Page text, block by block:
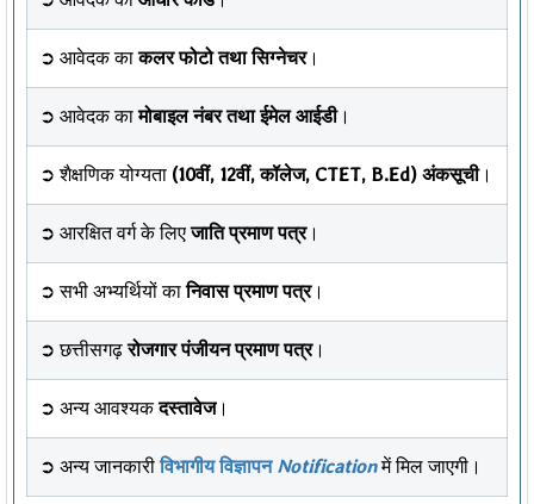
➲ आवेदक काकलर फोटो तथा सिग्नेचर।
➲ आवेदक कामोबाइल नंबर तथा ईमेल आईडी।
➲ शैक्षणिक योग्यता (10वीं, 12वीं, कॉलेज, CTET, B.Ed) अंकसूची।
➲ आरक्षित वर्ग के लिएजाति प्रमाण पत्र।
➲ सभी अभ्यर्थियों कानिवास प्रमाण पत्र।
➲ छत्तीसगढ़रोजगार पंजीयन प्रमाण पत्र।
➲ अन्य आवश्यकदस्तावेज।
➲ अन्य जानकारीविभागीय विज्ञापन Notificationमें मिल जाएगी।